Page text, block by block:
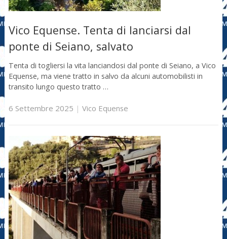
Vico Equense. Tenta di lanciarsi dal
ponte di Seiano, salvato
Tenta di togliersi la vita lanciandosi dal ponte di Seiano, a Vico
Equense, ma viene tratto in salvo da alcuni automobilisti in
transito lungo questo tratto …
6 Settembre 2025 | Vico Equense